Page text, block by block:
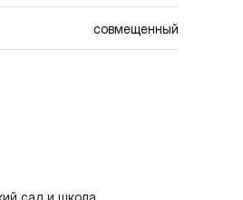
совмещенный